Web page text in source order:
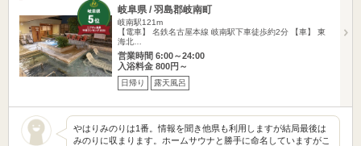
岐阜県 / 羽島郡岐南町
岐南駅121m
【電車】 名鉄名古屋本線 岐南駅下車徒歩約2分 【車】 東
海北…
営業時間 6:00～24:00
入浴料金 800円～
日帰り 露天風呂
やはりみのりは1番。情報を聞き他県も利用しますが結局最後は
みのりに収まります。ホームサウナと勝手に命名していますがこ